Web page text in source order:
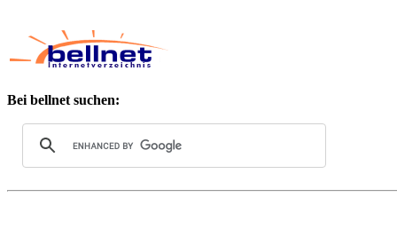
Bei bellnet suchen: